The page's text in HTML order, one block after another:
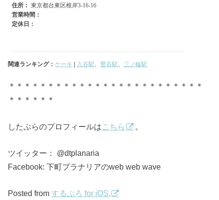
関連ランキング：ケーキ 入谷駅、鶯谷駅、 三ノ輪駅
＊＊＊＊＊＊＊＊＊＊＊＊＊＊＊＊＊＊＊＊＊＊＊＊＊
＊＊＊＊＊＊
したぷらのプロフィールは こちら
ツイッター： @dtplanaria
Facebook: 下町プラナリアのweb web wave
Posted fromするぷろ for iOS.